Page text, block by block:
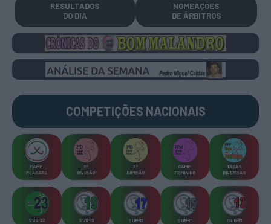
RESULTADOS
DO DIA
NOMEAÇÕES
DE ÁRBITROS
COMPETIÇÕES NACIONAIS
CAMP
PLACARD
2ª
DIVISÃO
3ª
DIVISÃO
CAMP
FEMININO
TAÇAS
DIVERSAS
SUB-23 SUB-19 SUB-17 SUB-15 SUB-13